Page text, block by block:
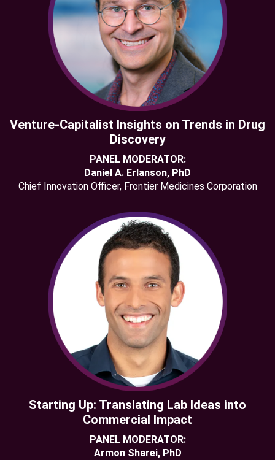
Venture-Capitalist Insights on Trends in Drug
Discovery
PANEL MODERATOR:
Daniel A. Erlanson, PhD
Chief Innovation Officer, Frontier Medicines Corporation
Starting Up: Translating Lab Ideas into
Commercial Impact
PANEL MODERATOR:
Armon Sharei, PhD